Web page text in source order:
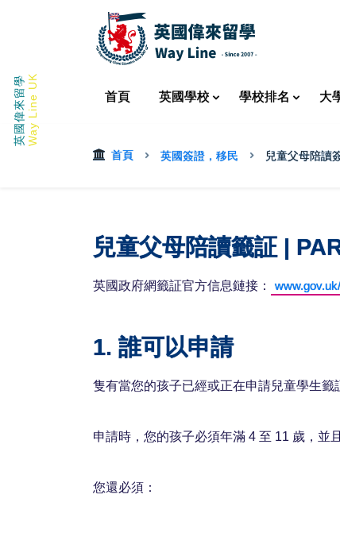
首頁 英國學校 學校排名 大
英國偉來留學Way Line UK
首頁 英國簽證，移民 兒童父母陪讀
兒童父母陪讀籤証 |
英國政府網籤証官方信息鏈接：
1. 誰可以申請
隻有當您的孩子已經或正在申請兒童學生
申請時，您的孩子必須年滿 4 至 11 歲，並
您還必須：